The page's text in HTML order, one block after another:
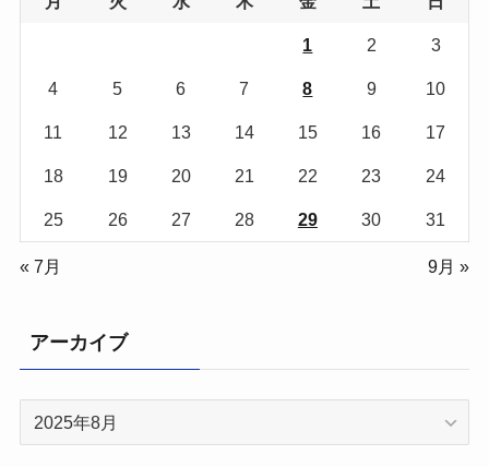
1 2 3
4 5 6 7 8 9 10
11 12 13 14 15 16 17
18 19 20 21 22 23 24
25 26 27 28 29 30 31
« 7月 9月 »
アーカイブ
ア
ー